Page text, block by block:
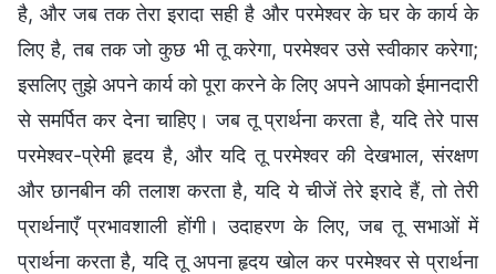
है, और जब तक तेरा इरादा सही है और परमेश्वर के घर के कार्य के
लिए है, तब तक जो कुछ भी तू करेगा, परमेश्वर उसे स्वीकार करेगा;
इसलिए तुझे अपने कार्य को पूरा करने के लिए अपने आपको ईमानदारी
से समर्पित कर देना चाहिए। जब तू प्रार्थना करता है, यदि तेरे पास
परमेश्वर-प्रेमी हृदय है, और यदि तू परमेश्वर की देखभाल, संरक्षण
और छानबीन की तलाश करता है, यदि ये चीजें तेरे इरादे हैं, तो तेरी
प्रार्थनाएँ प्रभावशाली होंगी। उदाहरण के लिए, जब तू सभाओं में
प्रार्थना करता है, यदि तू अपना हृदय खोल कर परमेश्वर से प्रार्थना